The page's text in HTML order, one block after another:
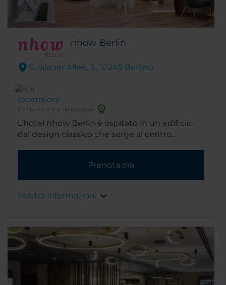
nhow Berlin
Stralauer Allee, 3,. 10245 Berlino
recensioni
Certificato di Eccellenza 2025
L’hotel nhow Berlin è ospitato in un edificio
dal design classico che sorge al centro
caffetterie, ristoranti, negozi e club costellano
questo vivacissimo quartiere. Ti offriamo un
speciale e un soggiorno unico nel primo hotel
berlinese, mentre al nostro BPM Bar, con vista
sul fiume Sprea, le bevande vengono servite a
ritmo di musica; in estate potrai approfittare
della nostra terrazza soleggiata.
Prenota ora
Mostra informazioni